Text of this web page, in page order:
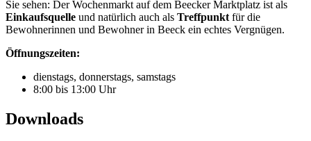
Sie sehen: Der Wochenmarkt auf dem Beecker Marktplatz ist als
Einkaufsquelle und natürlich auch als Treffpunkt für die
Bewohnerinnen und Bewohner in Beeck ein echtes Vergnügen.
Öffnungszeiten:
dienstags, donnerstags, samstags
8:00 bis 13:00 Uhr
Downloads